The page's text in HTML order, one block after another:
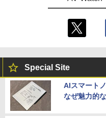
Special Site
AIスマート
なぜ魅力的